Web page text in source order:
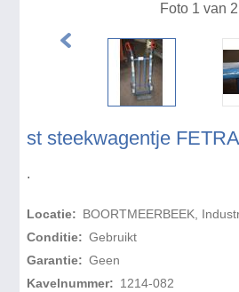
st steekwagentje FETRA
.
Locatie: BOORTMEERBEEK,
Conditie: Gebruikt
Garantie: Geen
Kavelnummer: 1214-082
Foto 1 van 2